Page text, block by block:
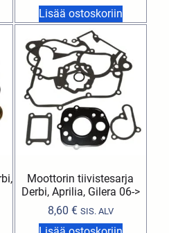
Lisää ostoskoriin
Moottorin tiivistesarja
Derbi, Aprilia, Gilera 06->
8,60 € SIS. ALV